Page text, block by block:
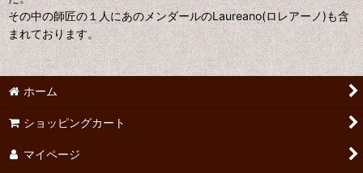
その中の師匠の１人にあのメンダールのLaureano(ロレアーノ)も含
まれております。
ホーム
ショッピングカート
マイページ